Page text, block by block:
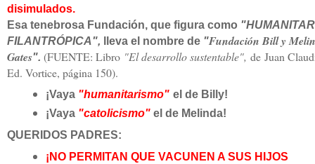
disimulados.
Esa tenebrosa Fundación, que figura como
FILANTRÓPICA", lleva el nombre de "Fundación Bill y
Gates". (FUENTE: Libro "El desarrollo sustentable", de Juan
Ed. Vortice, página 150).
¡Vaya "humanitarismo" el de Billy!
¡Vaya "catolicismo" el de Melinda!
QUERIDOS PADRES:
¡NO PERMITAN QUE VACUNEN A SUS HIJOS